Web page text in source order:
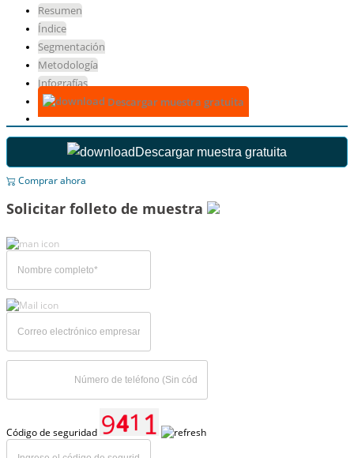
Resumen
Índice
Segmentación
Metodología
Infografías
Descargar muestra gratuita
Descargar muestra gratuita
Comprar ahora
Solicitar folleto de muestra
Código de seguridad